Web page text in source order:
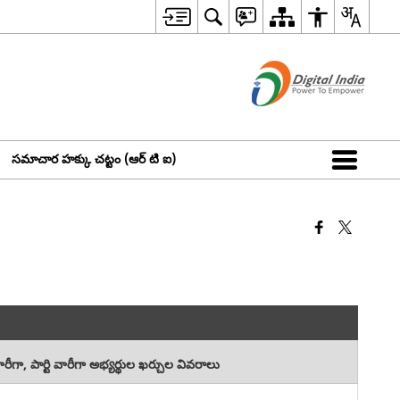
సమాచార హక్కు చట్టం (ఆర్ టి ఐ)
పార్టి వారీగా అభ్యర్థుల ఖర్చుల వివరాలు